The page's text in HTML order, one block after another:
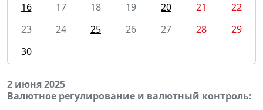
16
17 18 19 20 21
22
23
24 25 26 27 28
29
30
2 июня 2025
Валютное регулирование и валютный контроль: